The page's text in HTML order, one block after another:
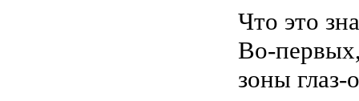
Что это
Во-
зоны